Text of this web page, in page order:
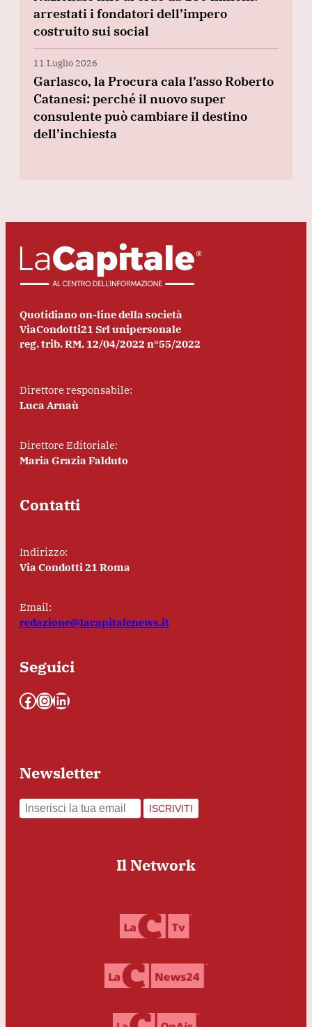
arrestati i fondatori dell’impero
costruito sui social
11 Luglio 2026
Garlasco, la Procura cala l’asso Roberto
Catanesi: perché il nuovo super
consulente può cambiare il destino
dell’inchiesta
Quotidiano on-line della società
ViaCondotti21 Srl unipersonale
reg. trib. RM. 12/04/2022 n°55/2022
Direttore responsabile:
Luca Arnaù
Direttore Editoriale:
Maria Grazia Falduto
Contatti
Indirizzo:
Via Condotti 21 Roma
Email:
redazione@lacapitalenews.it
Seguici
Facebook InstagramLinkedIn
Newsletter
ISCRIVITI
Il Network